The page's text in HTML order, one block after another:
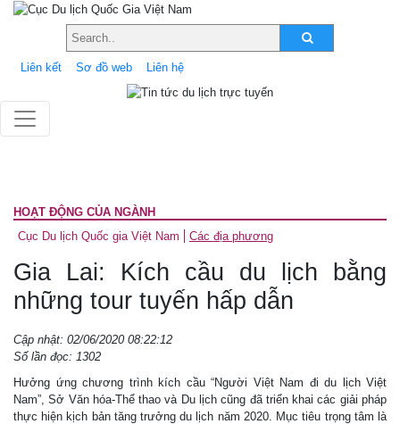
Liên kết Sơ đồ web Liên hệ
HOẠT ĐỘNG CỦA NGÀNH
Cục Du lịch Quốc gia Việt Nam
Các địa phương
Gia Lai: Kích cầu du lịch bằng
những tour tuyến hấp dẫn
Cập nhật: 02/06/2020 08:22:12
Số lần đọc: 1302
Hưởng ứng chương trình kích cầu “Người Việt Nam đi du lịch Việt
Nam”, Sở Văn hóa-Thể thao và Du lịch cũng đã triển khai các giải pháp
thực hiện kịch bản tăng trưởng du lịch năm 2020. Mục tiêu trọng tâm là